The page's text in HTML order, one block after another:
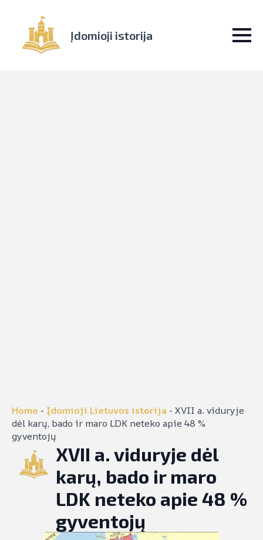
Įdomioji istorija
Home - Įdomioji Lietuvos istorija - XVII a. viduryje
dėl karų, bado ir maro LDK neteko apie 48 %
gyventojų
XVII a. viduryje dėl
karų, bado ir maro
LDK neteko apie 48 %
gyventojų